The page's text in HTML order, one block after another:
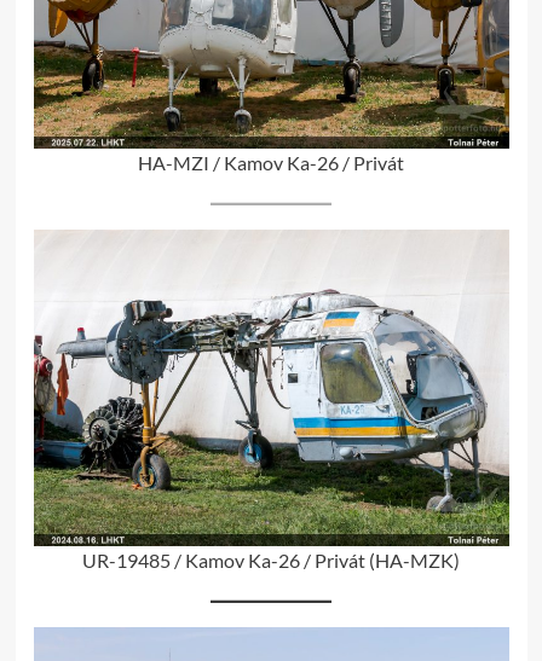
HA-MZI / Kamov Ka-26 / Privát
UR-19485 / Kamov Ka-26 / Privát (HA-MZK)